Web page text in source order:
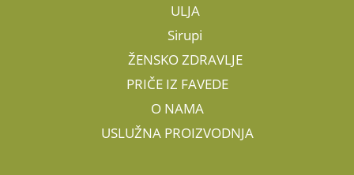
ULJA
Sirupi
ŽENSKO ZDRAVLJE
PRIČE IZ FAVEDE
O NAMA
USLUŽNA PROIZVODNJA